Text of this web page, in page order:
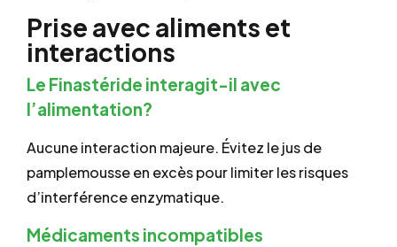
Prise avec aliments et
interactions
Le Finastéride interagit-il avec
l’alimentation?
Aucune interaction majeure. Évitez le jus de
pamplemousse en excès pour limiter les risques
d’interférence enzymatique.
Médicaments incompatibles